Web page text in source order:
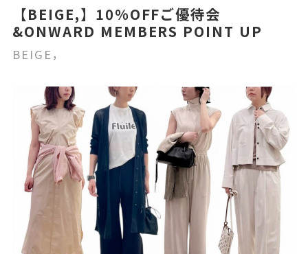
【BEIGE,】10%OFFご優待会
&ONWARD MEMBERS POINT UP
BEIGE，